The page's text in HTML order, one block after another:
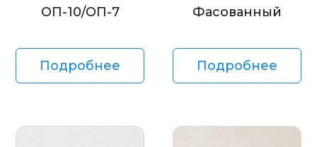
ОП-10/ОП-7
Подробнее
Фасованный
Подробнее